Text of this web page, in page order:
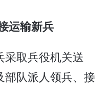
运输新兵
取兵役机关送
部队派人领兵、接